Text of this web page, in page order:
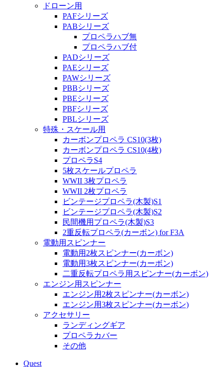
ドローン用
PAFシリーズ
PABシリーズ
プロペラハブ無
プロペラハブ付
PADシリーズ
PAEシリーズ
PAWシリーズ
PBBシリーズ
PBEシリーズ
PBFシリーズ
PBLシリーズ
特殊・スケール用
カーボンプロペラ CS10(3枚)
カーボンプロペラ CS10(4枚)
プロペラS4
5枚スケールプロペラ
WWII 3枚プロペラ
WWII 2枚プロペラ
ビンテージプロペラ(木製)S1
ビンテージプロペラ(木製)S2
民間機用プロペラ(木製)S3
2重反転プロペラ(カーボン) for F3A
電動用スピンナー
電動用2枚スピンナー(カーボン)
電動用3枚スピンナー(カーボン)
二重反転プロペラ用スピンナー(カーボン)
エンジン用スピンナー
エンジン用2枚スピンナー(カーボン)
エンジン用3枚スピンナー(カーボン)
アクセサリー
ランディングギア
プロペラカバー
その他
Quest